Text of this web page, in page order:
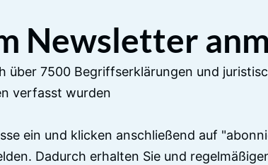
Newsletter
über 7500 Begriffserklärungen und
verfasst wurden
ein und klicken anschließend auf
Dadurch erhalten Sie und